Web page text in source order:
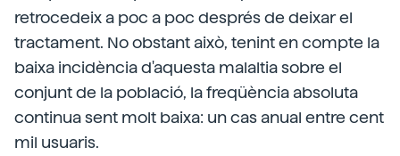
retrocedeix a poc a poc després de deixar el
tractament. No obstant això, tenint en compte la
baixa incidència d'aquesta malaltia sobre el
conjunt de la població, la freqüència absoluta
continua sent molt baixa: un cas anual entre cent
mil usuaris.